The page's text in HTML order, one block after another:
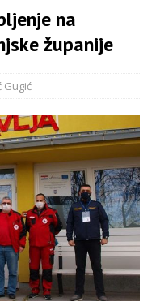
na
županije
Gugić